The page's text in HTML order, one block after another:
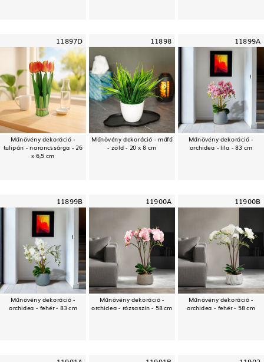
11897D
Műnövény dekoráció -
tulipán - narancssárga - 26
x 6,5 cm
11898
Műnövény dekoráció - műfű
- zöld - 20 x 8 cm
11899A
Műnövény dekoráció -
orchidea - lila - 83 cm
11899B
Műnövény dekoráció -
orchidea - fehér - 83 cm
11900A
Műnövény dekoráció -
orchidea - rózsaszín - 58 cm
11900B
Műnövény dekoráció -
orchidea - fehér - 58 cm